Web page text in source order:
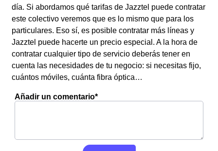
día. Si abordamos qué tarifas de Jazztel puede contratar
este colectivo veremos que es lo mismo que para los
particulares. Eso sí, es posible contratar más líneas y
Jazztel puede hacerte un precio especial. A la hora de
contratar cualquier tipo de servicio deberás tener en
cuenta las necesidades de tu negocio: si necesitas fijo,
cuántos móviles, cuánta fibra óptica…
Añadir un comentario*